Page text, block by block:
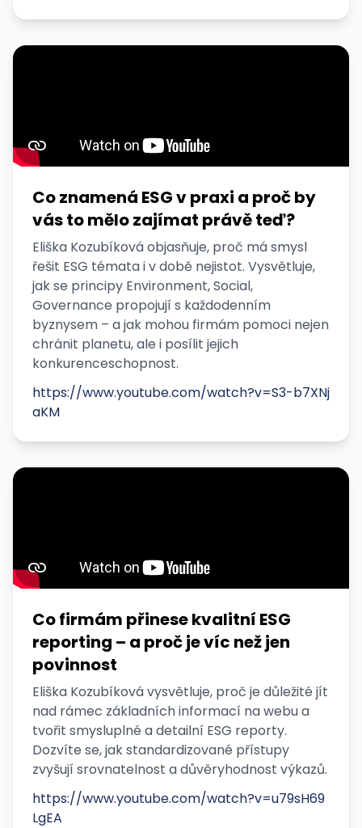
Co znamená ESG v praxi a proč by
vás to mělo zajímat právě teď?
Eliška Kozubíková objasňuje, proč má smysl
řešit ESG témata i v době nejistot. Vysvětluje,
jak se principy Environment, Social,
Governance propojují s každodenním
byznysem – a jak mohou firmám pomoci nejen
chránit planetu, ale i posílit jejich
konkurenceschopnost.
https://www.youtube.com/watch?v=S3-b7XNj
aKM
Co firmám přinese kvalitní ESG
reporting – a proč je víc než jen
povinnost
Eliška Kozubíková vysvětluje, proč je důležité jít
nad rámec základních informací na webu a
tvořit smysluplné a detailní ESG reporty.
Dozvíte se, jak standardizované přístupy
zvyšují srovnatelnost a důvěryhodnost výkazů.
https://www.youtube.com/watch?v=u79sH69
LgEA